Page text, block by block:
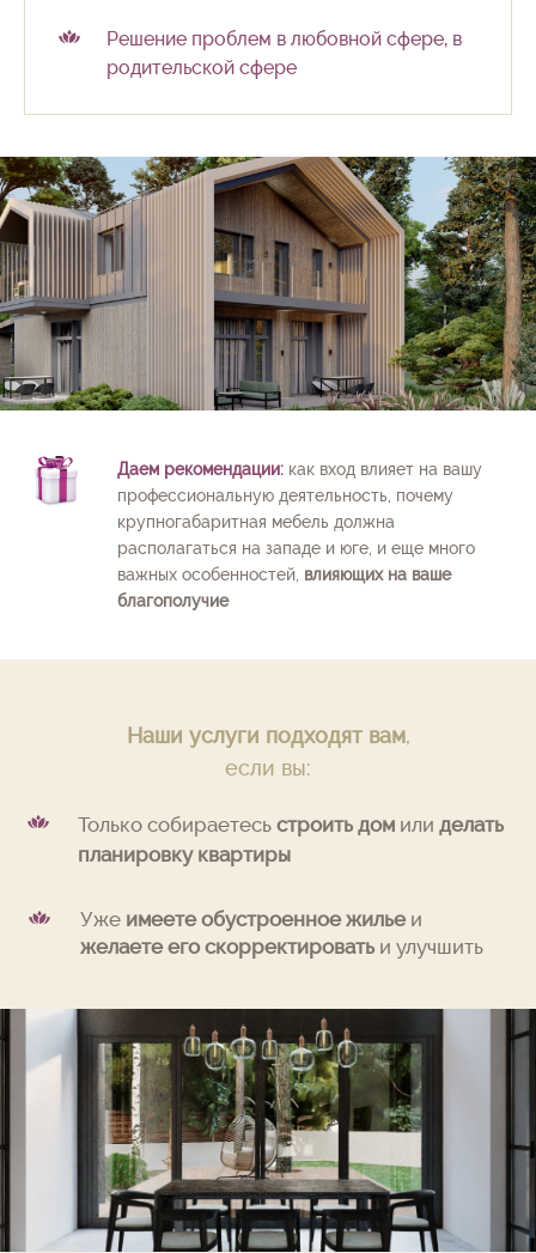
Решение проблем в любовной сфере, в
родительской сфере
Даем рекомендации: как вход влияет на вашу
профессиональную деятельность, почему
крупногабаритная мебель должна
располагаться на западе и юге, и еще много
важных особенностей, влияющих на ваше
благополучие
Наши услуги подходят вам,
если вы:
Только собираетесь строить дом или делать
планировку квартиры
Уже имеете обустроенное жильеи
желаете его скорректировать и улучшить